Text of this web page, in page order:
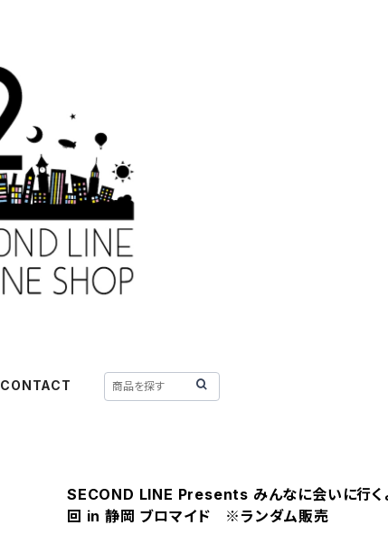
CONTACT
SECOND LINE Presents みんなに会いに行く
回 in 静岡 ブロマイド ※ランダム販売